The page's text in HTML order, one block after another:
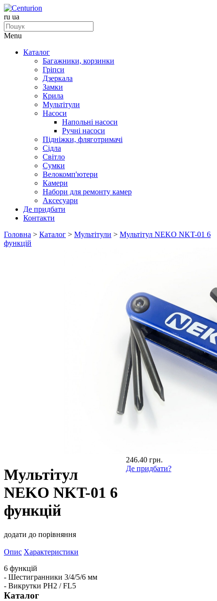
ru ua
Menu
Каталог
Багажники, корзинки
Гріпси
Дзеркала
Замки
Крила
Мультітули
Насоси
Напольні насоси
Ручні насоси
Підніжки, фляготримачі
Сідла
Світло
Сумки
Велокомп'ютери
Камери
Набори для ремонту камер
Аксесуари
Де придбати
Контакти
Головна > Каталог > Мультітули > Мультітул NEKO NKT-01 6
функцій
246.40 грн.
Де придбати?
Мультітул
NEKO NKT-01 6
функцій
додати до порівняння
Опис Характеристики
6 функцій
- Шестигранники 3/4/5/6 мм
- Викрутки PH2 / FL5
Каталог